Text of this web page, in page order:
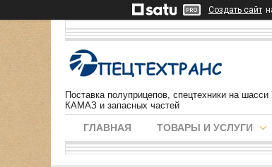
Создать сайт
Поставка полуприцепов, спецтехники на
КАМАЗ и запасных частей
ГЛАВНАЯ ТОВАРЫ И УСЛУГИ